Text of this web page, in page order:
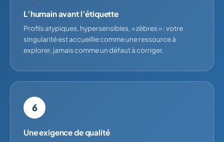
L’humain avant l’étiquette
Profils atypiques, hypersensibles, « zèbres » : votre
singularité est accueillie comme une ressource à
explorer, jamais comme un défaut à corriger.
6
Une exigence de qualité